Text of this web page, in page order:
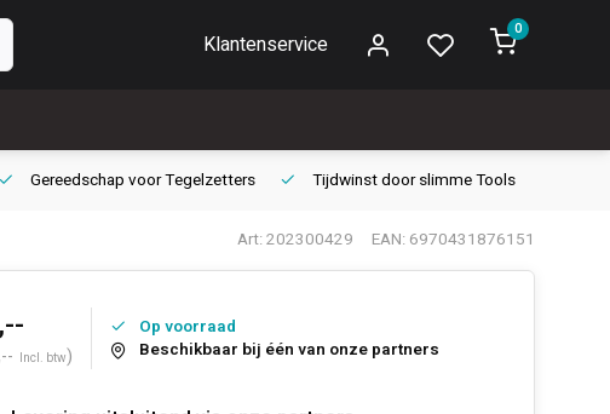
Klantenservice
0
Gereedschap voorTegelzetters Tijdwinst doorslimme Tools
Art: 202300429 EAN: 6970431876151
Incl. btw)
Op voorraad
Beschikbaar bij één van onze partners